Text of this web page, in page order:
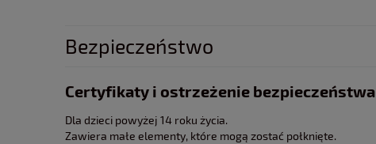
Bezpieczeństwo
Certyfikaty i ostrzeżenie bezpieczeństwa
Dla dzieci powyżej 14 roku życia.
Zawiera małe elementy, które mogą zostać połknięte.